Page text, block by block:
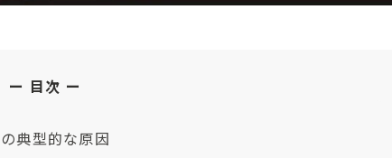
目次
典型的な原因